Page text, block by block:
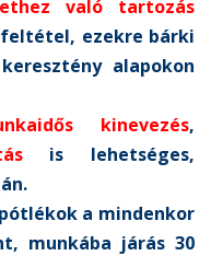
való tartozás
ezekre bárki
alapokon
kinevezés,
is lehetséges,
a mindenkor
munkába járás 30